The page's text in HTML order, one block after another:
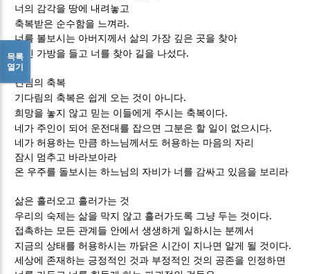
너의 감각을 땅에 내려놓고
축복받은 순수함을 느껴라.
너를 볼보시는 아버지께서 삶의 가장 깊은 곳을 찾아
왕진 가방을 들고 너를 찾아 길을 나섰다.
견딤의 축복
기다림의 축복은 쉽게 오는 것이 아니다.
희망을 놓지 않고 믿는 이들에게 주시는 축복이다.
네가 주인이 되어 운전대를 잡으면 그분은 할 일이 없으시다.
네가 허용하는 만큼 하느님께서도 허용하는 마음의 자리
잠시 멈추고 바라보아라
온 우주를 돌보시는 하느님의 자비가 너를 감싸고 있음을 보리라
삶은 흘러오고 흘러가는 것
우리의 숙제는 삶을 막지 않고 흘러가도록 그냥 두는 것이다.
접촉하는 모든 관계들 안에서 생생하게 일하시는 분께서
지금의 상태를 허용하시는 까닭은 시간이 지나면 알게 될 것이다.
세상에 존재하는 긍정적인 것과 부정적인 것의 공존을 인정하면
목록
열기